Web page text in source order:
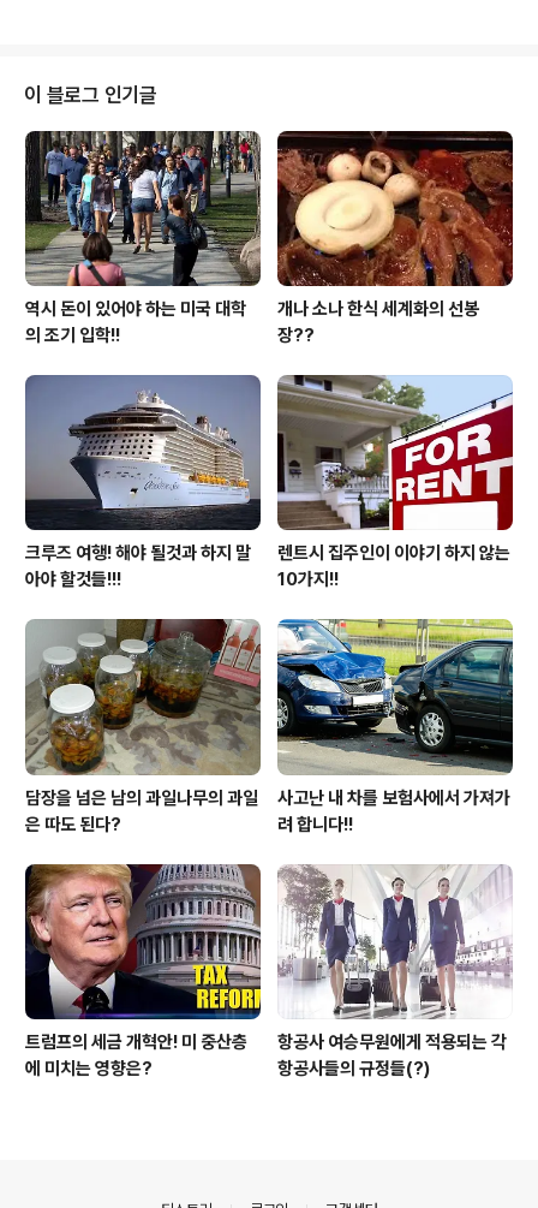
지원말고 졸업후 직장을 잡아 변제를 하는 대출 제도도 있
지만 저리로 학생들에게 부담을 주지 않으려는 교육 정책
은 아무리 미국이 살기가 어려워졌다 하더라도 아니 강력
한 국가유지가 되는 것도 이러한 교육 제도 때문이 아닌가
생각을 합니다. 그러한 대출 제도를 이용, 공부를 하고 졸업
한 학생들이 변제를 못하는 지경에 처하자 오바마..
이 블로그 인기글
역시 돈이 있어야 하는 미국 대학
의 조기 입학!!
개나 소나 한식 세계화의 선봉
장??
크루즈 여행! 해야 될것과 하지 말
아야 할것들!!!
렌트시 집주인이 이야기 하지 않는
10가지!!
담장을 넘은 남의 과일나무의 과일
은 따도 된다?
사고난 내 차를 보험사에서 가져가
려 합니다!!
트럼프의 세금 개혁안! 미 중산층
에 미치는 영향은?
항공사 여승무원에게 적용되는 각
항공사들의 규정들(?)